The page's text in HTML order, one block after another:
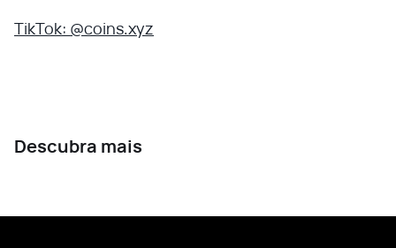
TikTok: @coins.xyz
Descubra mais